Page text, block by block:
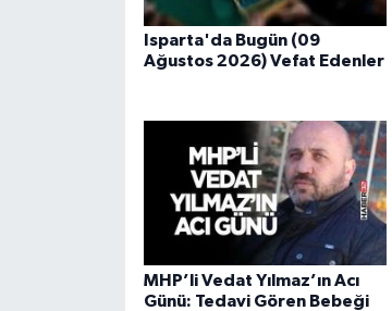
Isparta'da Bugün (09
Ağustos 2026) Vefat Edenler
MHP’li Vedat Yılmaz’ın Acı
Günü: Tedavi Gören Bebeği